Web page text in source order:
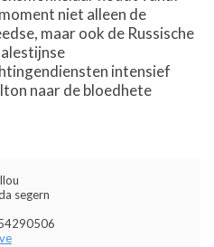
niet alleen de
maar ook de Russische
intensief
naar de bloedhete
segern